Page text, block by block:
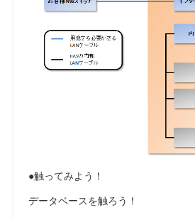
●触ってみよう！
データベースを触ろう！